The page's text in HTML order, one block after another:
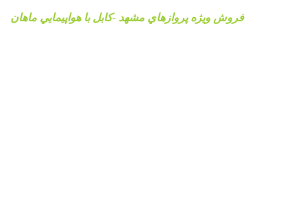
فروش ويژه پروازهاي مشهد -کابل با هواپيمايي ماهان